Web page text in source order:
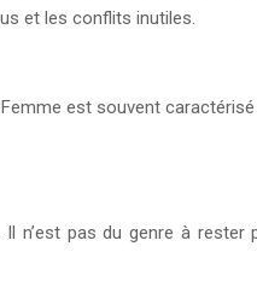
et les conflits inutiles.
est souvent
n’est pas du genre à